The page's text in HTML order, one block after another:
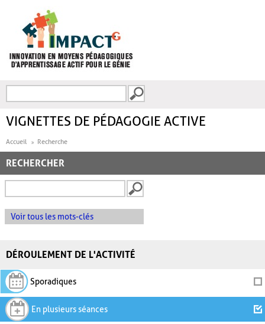
FORMULAIRE DE
VIGNETTES DE PÉDAGOGIE ACTIVE
Accueil Recherche
RECHERCHER
Voir tous les mots-clés
DÉROULEMENT DE L'ACTIVITÉ
Sporadiques
En plusieurs séances